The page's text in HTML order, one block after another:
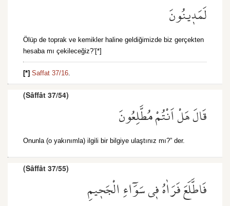
لَمَد۪ينُونَ
Ölüp de toprak ve kemikler haline geldiğimizde biz gerçekten
hesaba mı çekileceğiz?’[*]
[*] Saffat 37/16.
(Sâffât 37/54)
قَالَ هَلْ اَنْتُمْ مُطَّلِعُونَ
Onunla (o yakınımla) ilgili bir bilgiye ulaştınız mı?” der.
(Sâffât 37/55)
فَاطَّلَعَ فَرَاٰهُ ف۪ي سَوَٓاءِ الْجَح۪يمِ